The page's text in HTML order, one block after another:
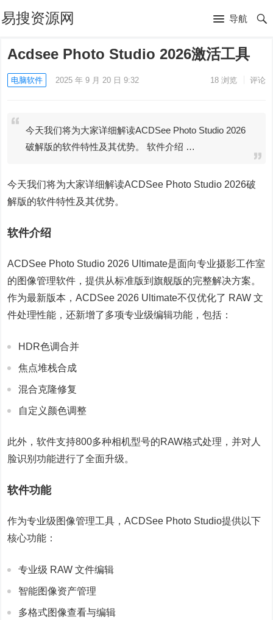
易搜资源网 导航
Acdsee Photo Studio 2026激活工具
电脑软件 2025 年 9 月 20 日 9:32 18浏览 评论
今天我们将为大家详细解读ACDSee Photo Studio 2026
破解版的软件特性及其优势。 软件介绍 …
今天我们将为大家详细解读ACDSee Photo Studio 2026破
解版的软件特性及其优势。
软件介绍
ACDSee Photo Studio 2026 Ultimate是面向专业摄影工作室
的图像管理软件，提供从标准版到旗舰版的完整解决方案。
作为最新版本，ACDSee 2026 Ultimate不仅优化了 RAW 文
件处理性能，还新增了多项专业级编辑功能，包括：
HDR色调合并
焦点堆栈合成
混合克隆修复
自定义颜色调整
此外，软件支持800多种相机型号的RAW格式处理，并对人
脸识别功能进行了全面升级。
软件功能
作为专业级图像管理工具，ACDSee Photo Studio提供以下
核心功能：
专业级 RAW 文件编辑
智能图像资产管理
多格式图像查看与编辑